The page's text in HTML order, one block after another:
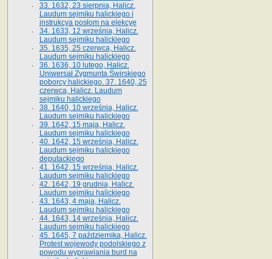
33. 1632, 23 sierpnia, Halicz.
Laudum sejmiku halickiego i
instrukcya posłom na elekcyę
34. 1633, 12 września, Halicz.
Laudum sejmiku halickiego
35. 1635, 25 czerwca, Halicz.
Laudum sejmiku halickiego
36. 1636, 10 lutego, Halicz.
Uniwersał Zygmunta Świrskiego
poborcy halickiego. 37. 1640, 25
czerwca, Halicz. Laudum
sejmiku halickiego
38. 1640, 10 września, Halicz.
Laudum sejmiku halickiego
39. 1642, 15 maja, Halicz.
Laudum sejmiku halickiego
40. 1642, 15 września, Halicz.
Laudum sejmiku halickiego
deputackiego
41. 1642, 15 września, Halicz.
Laudum sejmiku halickiego
42. 1642, 19 grudnia, Halicz.
Laudum sejmiku halickiego
43. 1643, 4 maja, Halicz.
Laudum sejmiku halickiego
44. 1643, 14 września, Halicz.
Laudum sejmiku halickiego
45. 1645, 7 października, Halicz.
Protest wojewody podolskiego z
powodu wyprawiania burd na